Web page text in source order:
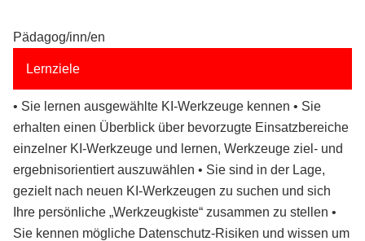
Pädagog/inn/en
Lernziele
• Sie lernen ausgewählte KI-Werkzeuge kennen • Sie
erhalten einen Überblick über bevorzugte Einsatzbereiche
einzelner KI-Werkzeuge und lernen, Werkzeuge ziel- und
ergebnisorientiert auszuwählen • Sie sind in der Lage,
gezielt nach neuen KI-Werkzeugen zu suchen und sich
Ihre persönliche „Werkzeugkiste“ zusammen zu stellen •
Sie kennen mögliche Datenschutz-Risiken und wissen um